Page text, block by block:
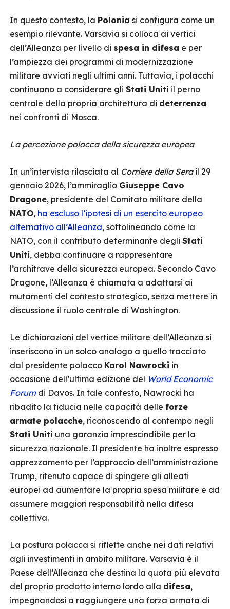
In questo contesto, la Polonia si configura come un
esempio rilevante. Varsavia si colloca ai vertici
dell’Alleanza per livello di spesa in difesa e per
l’ampiezza dei programmi di modernizzazione
militare avviati negli ultimi anni. Tuttavia, i polacchi
continuano a considerare gli Stati Uniti il perno
centrale della propria architettura di deterrenza
nei confronti di Mosca.
La percezione polacca della sicurezza europea
In un’intervista rilasciata al Corriere della Serail 29
gennaio 2026, l’ammiraglio Giuseppe Cavo
Dragone, presidente del Comitato militare della
NATO, ha escluso l’ipotesi di un esercito europeo
alternativo all’Alleanza, sottolineando come la
NATO, con il contributo determinante degli Stati
Uniti, debba continuare a rappresentare
l’architrave della sicurezza europea. Secondo Cavo
Dragone, l’Alleanza è chiamata a adattarsi ai
mutamenti del contesto strategico, senza mettere in
discussione il ruolo centrale di Washington.
Le dichiarazioni del vertice militare dell’Alleanza si
inseriscono in un solco analogo a quello tracciato
dal presidente polacco Karol Nawrocki in
occasione dell’ultima edizione del World Economic
Forumdi Davos. In tale contesto, Nawrocki ha
ribadito la fiducia nelle capacità delle forze
armate polacche, riconoscendo al contempo negli
Stati Uniti una garanzia imprescindibile per la
sicurezza nazionale. Il presidente ha inoltre espresso
apprezzamento per l’approccio dell’amministrazione
Trump, ritenuto capace di spingere gli alleati
europei ad aumentare la propria spesa militare e ad
assumere maggiori responsabilità nella difesa
collettiva.
La postura polacca si riflette anche nei dati relativi
agli investimenti in ambito militare. Varsavia è il
Paese dell’Alleanza che destina la quota più elevata
del proprio prodotto interno lordo alla difesa,
impegnandosi a raggiungere una forza armata di